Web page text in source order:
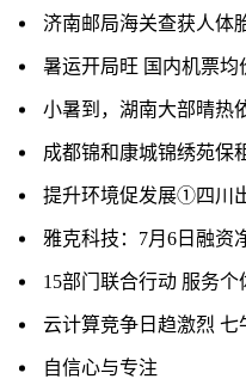
暑运开局旺 国内机票均
15部门联合行动 服务个
自信心与专注